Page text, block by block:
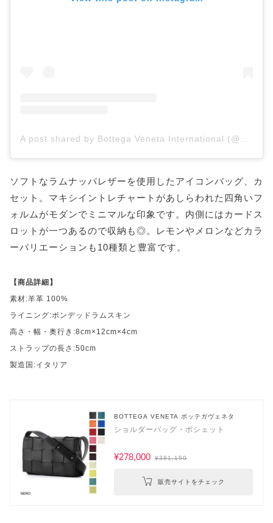
ソフトなラムナッパレザーを使用したアイコンバッグ、カ
セット。マキシイントレチャートがあしらわれた四角いフ
ォルムがモダンでミニマルな印象です。内側にはカードス
ロットが一つあるので収納も◎。レモンやメロンなどカラ
ーバリエーションも10種類と豊富です。
【商品詳細】
素材:羊革 100%
ライニング:ボンデッドラムスキン
高さ・幅・奥行き:8cm×12cm×4cm
ストラップの長さ:50cm
製造国:イタリア
BOTTEGA VENETA ボッテガヴェネタ
ショルダーバッグ・ポシェット
¥278,000 ¥381,150
販売サイトをチェック